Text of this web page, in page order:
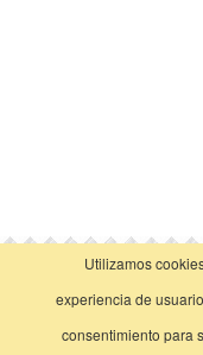
Utilizamos
experiencia de
consentimiento para